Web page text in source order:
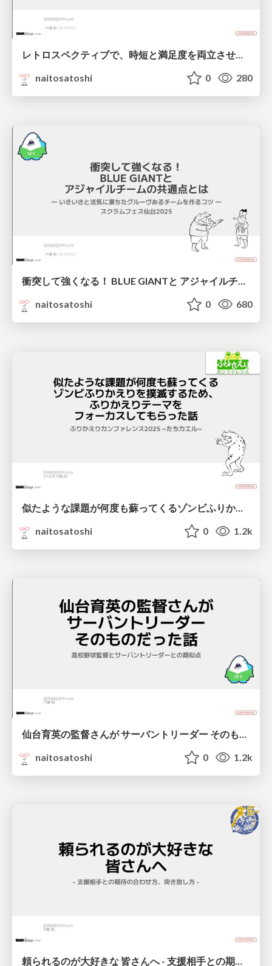
レトロスペクティブで、時短と満足度を両立させるプチファシリテーションテクニック / Mini Facilitation Techniques for Time-saving and Satisfaction
naitosatoshi
0 280
衝突して強くなる！ BLUE GIANTと アジャイルチームの共通点とは ― いきいきと活気に満ちたグルーヴあるチームを作るコツ ― / BLUE GIANT and Agile Teams
naitosatoshi
0 680
似たような課題が何度も蘇ってくるゾンビふりかえりを撲滅するため、ふりかえりのテーマをフォーカスしてもらった話 / focusing on the theme
naitosatoshi
0 1.2k
仙台育英の監督さんが サーバントリーダー そのものだった話 / Similarities between baseball coaches and servant leaders
naitosatoshi
0 1.2k